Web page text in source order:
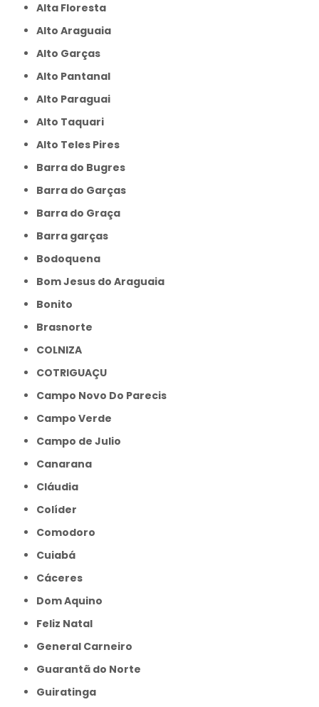
Alta Floresta
Alto Araguaia
Alto Garças
Alto Pantanal
Alto Paraguai
Alto Taquari
Alto Teles Pires
Barra do Bugres
Barra do Garças
Barra do Graça
Barra garças
Bodoquena
Bom Jesus do Araguaia
Bonito
Brasnorte
COLNIZA
COTRIGUAÇU
Campo Novo Do Parecis
Campo Verde
Campo de Julio
Canarana
Cláudia
Colíder
Comodoro
Cuiabá
Cáceres
Dom Aquino
Feliz Natal
General Carneiro
Guarantã do Norte
Guiratinga